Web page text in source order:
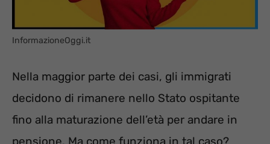
InformazioneOggi.it
Nella maggior parte dei casi, gli immigrati
decidono di rimanere nello Stato ospitante
fino alla maturazione dell’età per andare in
pensione. Ma come funziona in tal caso?